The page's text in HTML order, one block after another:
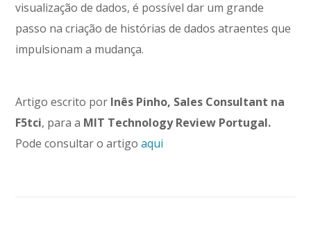
visualização de dados, é possível dar um grande
passo na criação de histórias de dados atraentes que
impulsionam a mudança.
Artigo escrito por Inês Pinho, Sales Consultant na
F5tci, para a MIT Technology Review Portugal.
Pode consultar o artigoaqui